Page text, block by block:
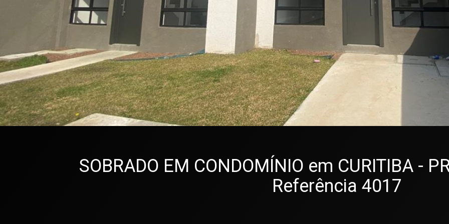
SOBRADO EM CONDOMÍNIO em CURITIBA -
Referência 4017